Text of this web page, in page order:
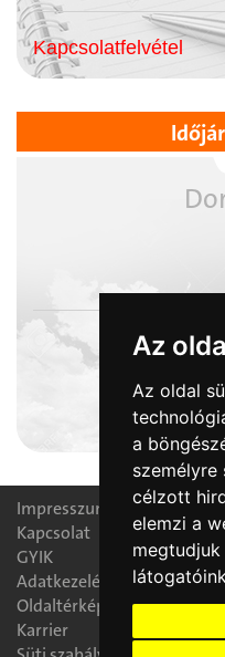
Az
Az oldal
a
célzott
elemzi a
Kapcsolatfelvétel
Impresszum
Kapcsolat
GYIK
Adatkezelési nyilatkozat
Oldaltérkép
Karrier